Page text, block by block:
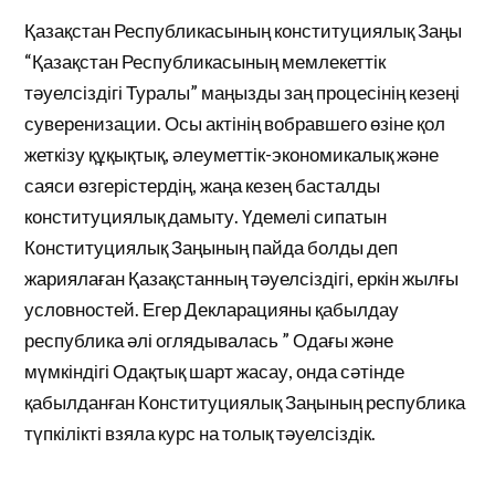
Қазақстан Республикасының конституциялық Заңы
“Қазақстан Республикасының мемлекеттік
тәуелсіздігі Туралы” маңызды заң процесінің кезеңі
суверенизации. Осы актінің вобравшего өзіне қол
жеткізу құқықтық, әлеуметтік-экономикалық және
саяси өзгерістердің, жаңа кезең басталды
конституциялық дамыту. Үдемелі сипатын
Конституциялық Заңының пайда болды деп
жариялаған Қазақстанның тәуелсіздігі, еркін жылғы
условностей. Егер Декларацияны қабылдау
республика әлі оглядывалась ” Одағы және
мүмкіндігі Одақтық шарт жасау, онда сәтінде
қабылданған Конституциялық Заңының республика
түпкілікті взяла курс на толық тәуелсіздік.